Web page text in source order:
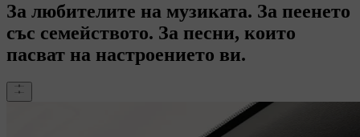
За любителите на музиката. За пеенето
със семейството. За песни, които
пасват на настроението ви.